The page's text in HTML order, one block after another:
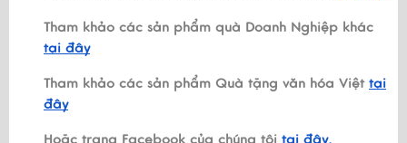
Tham khảo các sản phẩm quà Doanh Nghiệp khác
tại đây
Tham khảo các sản phẩm Quà tặng văn hóa Việt tại
đây
Hoặc trang Facebook của chúng tôi tại đây.